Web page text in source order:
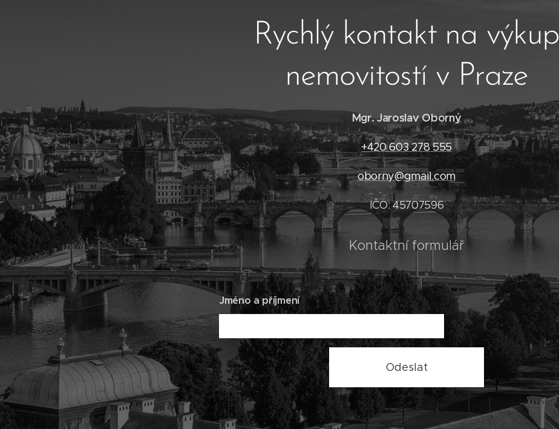
Rychlý kontakt na výkup
nemovitostí v Praze
Mgr. Jaroslav Oborný
+420 603 278 555
oborny@gmail.com
IČO: 45707596
Kontaktní formulář
Jméno a příjmení
Odeslat